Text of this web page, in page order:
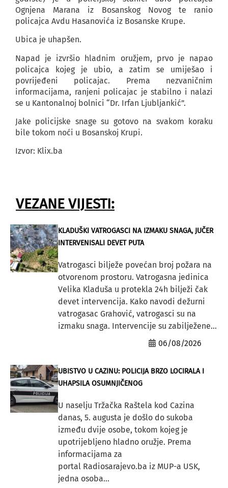
Ognjena Marana iz Bosanskog Novog te ranio
policajca Avdu Hasanovića iz Bosanske Krupe.
Ubica je uhapšen.
Napad je izvršio hladnim oružjem, prvo je napao
policajca kojeg je ubio, a zatim se umiješao i
povrijeđeni policajac. Prema nezvaničnim
informacijama, ranjeni policajac je stabilno i nalazi
se u Kantonalnoj bolnici “Dr. Irfan Ljubljankić”.
Jake policijske snage su gotovo na svakom koraku
bile tokom noći u Bosanskoj Krupi.
Izvor: Klix.ba
VEZANE VIJESTI:
KLADUŠKI VATROGASCI NA IZMAKU SNAGA, JUČER
INTERVENISALI DEVET PUTA
Vatrogasci bilježe povećan broj požara na
otvorenom prostoru. Vatrogasna jedinica
Velika Kladuša u protekla 24h bilježi čak
devet intervencija. Kako navodi dežurni
vatrogasac Grahović, vatrogasci su na
izmaku snaga. Intervencije su zabilježene...
06/08/2026
UBISTVO U CAZINU: POLICIJA BRZO LOCIRALA I
UHAPSILA OSUMNJIČENOG
U naselju Tržačka Raštela kod Cazina
danas, 5. augusta je došlo do sukoba
između dvije osobe, tokom kojeg je
upotrijebljeno hladno oružje. Prema
informacijama za
portal Radiosarajevo.ba iz MUP-a USK,
jedna osoba...